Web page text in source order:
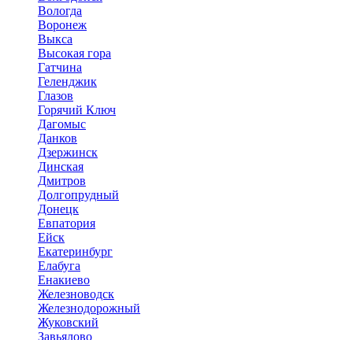
Вологда
Воронеж
Выкса
Высокая гора
Гатчина
Геленджик
Глазов
Горячий Ключ
Дагомыс
Данков
Дзержинск
Динская
Дмитров
Долгопрудный
Донецк
Евпатория
Ейск
Екатеринбург
Елабуга
Енакиево
Железноводск
Железнодорожный
Жуковский
Завьялово